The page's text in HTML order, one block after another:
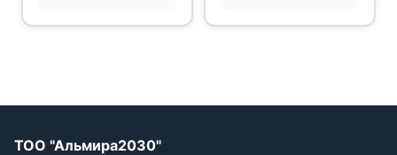
ТОО "Альмира2030"